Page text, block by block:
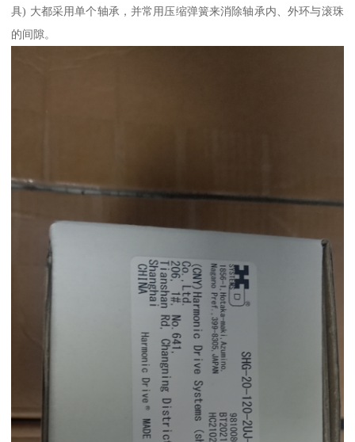
具) 大都采用单个轴承，并常用压缩弹簧来消除轴承内、外环与滚珠
的间隙。